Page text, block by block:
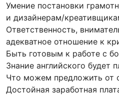
Умение постановки
и дизайнерам/
Ответственность,
адекватное отношение к
Быть готовым к работе с
Знание английского будет
Что можем предложить от
Достойная заработная